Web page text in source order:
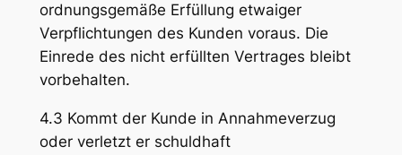
ordnungsgemäße Erfüllung etwaiger
Verpflichtungen des Kunden voraus. Die
Einrede des nicht erfüllten Vertrages bleibt
vorbehalten.
4.3 Kommt der Kunde in Annahmeverzug
oder verletzt er schuldhaft